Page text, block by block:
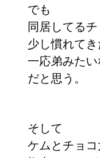
でも
同居してる
少し慣れて
一応弟みた
だと思う。
そして
ケムとチョコ